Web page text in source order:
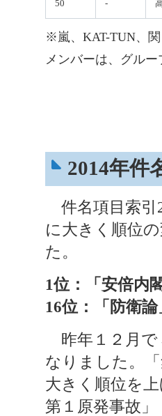
50 -
※嵐、KAT-TUN、関
メンバーは、グル
2014年件
件名項目索引
に大きく順位
た。
1位：「安倍内
16位：「防衛論
昨年１２月で
なりました。
大きく順位を
第１原発事故